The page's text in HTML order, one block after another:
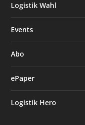
Logistik Wahl
Events
Abo
ePaper
Logistik Hero